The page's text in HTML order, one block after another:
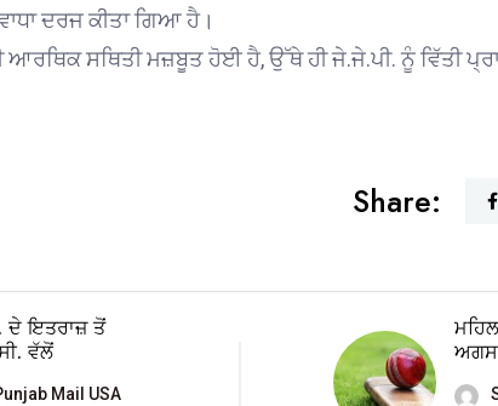
ਦਰਜ ਕੀਤਾ ਗਿਆ ਹੈ।
ਸਥਿਤੀ ਮਜ਼ਬੂਤ ਹੋਈ ਹੈ, ਉੱਥੇ ਹੀ ਜੇ.ਜੇ.ਪੀ. ਨੂੰ ਵਿੱਤੀ
Share:
ਦੇ ਇਤਰਾਜ਼ ਤੋਂ
ਵੱਲੋਂ
Mail USA